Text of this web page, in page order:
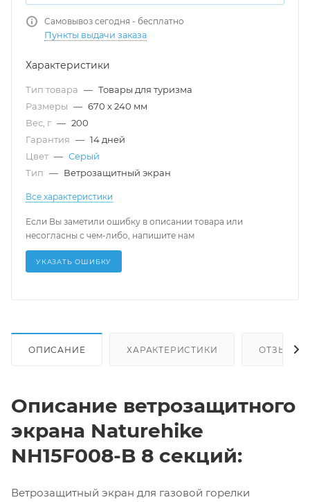
Самовывоз сегодня - бесплатно
Пункты выдачи заказа
Характеристики
Тип товара — Товары для туризма
Размеры — 670 х 240 мм
Вес, г — 200
Гарантия — 14 дней
Цвет — Серый
Тип — Ветрозащитный экран
Все характеристики
Если Вы заметили ошибку в описании товара или
несогласны с чем-либо, напишите нам
УКАЗАТЬ ОШИБКУ
ОПИСАНИЕ ХАРАКТЕРИСТИКИ ОТЗЫВЫ
Описание ветрозащитного
экрана Naturehike
NH15F008-B 8 секций:
Ветрозащитный экран для газовой горелки